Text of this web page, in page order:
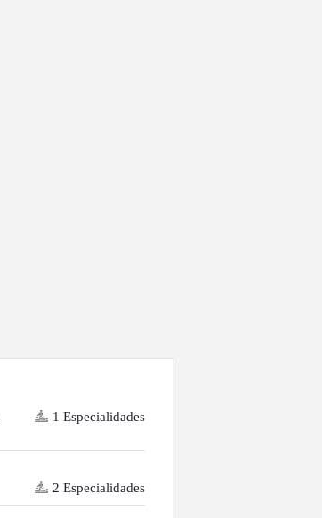
1 Especialidades
2 Especialidades